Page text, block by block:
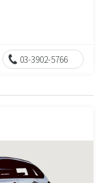
03-3902-5766